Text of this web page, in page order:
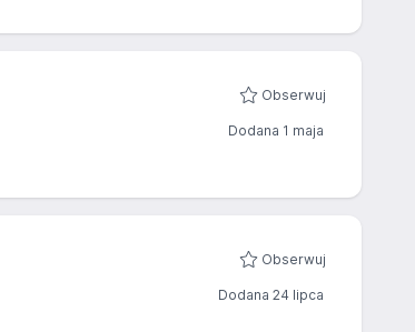
Obserwuj
Dodana 1 maja
Obserwuj
Dodana 24 lipca